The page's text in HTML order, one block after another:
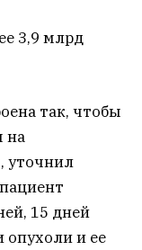
3,9 млрд
так, чтобы
на
уточнил
15 дней
опухоли и ее